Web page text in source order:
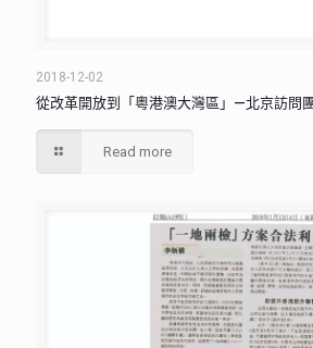
2018-12-02
從改革開放到「粵港澳大灣區」—北京訪問
Read more